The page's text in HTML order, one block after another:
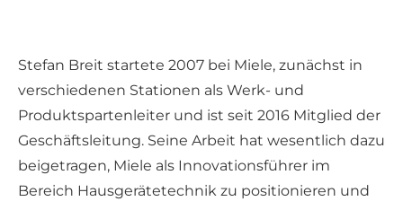
Stefan Breit startete 2007 bei Miele, zunächst in
verschiedenen Stationen als Werk- und
Produktspartenleiter und ist seit 2016 Mitglied der
Geschäftsleitung. Seine Arbeit hat wesentlich dazu
beigetragen, Miele als Innovationsführer im
Bereich Hausgerätetechnik zu positionieren und